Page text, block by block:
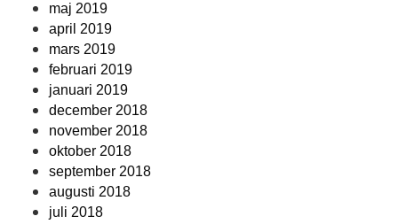
maj 2019
april 2019
mars 2019
februari 2019
januari 2019
december 2018
november 2018
oktober 2018
september 2018
augusti 2018
juli 2018